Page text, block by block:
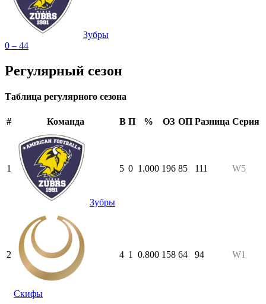
Зубры
0 – 44
Регулярный сезон
Таблица регулярного сезона
# Команда В П % ОЗ ОП Разница Серия
1
Зубры
5 0 1.000 196 85 111 W5
2
Скифы
4 1 0.800 158 64 94 W1